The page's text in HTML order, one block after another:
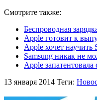
Смотрите также:
Беспроводная
Apple готовит к
Apple хочет научить
Samsung никак не
Apple
13 января 2014 Теги: